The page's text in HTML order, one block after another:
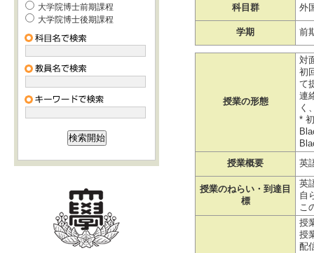
大学院博士前期課程
大学院博士後期課程
科目群 外
学期 前
授業の形態
対
初
て
連
く
*
授業概要
英
授業のねらい・到達目
標
英
自
こ
授
授
配